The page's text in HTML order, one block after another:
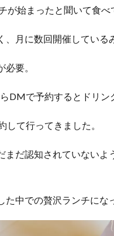
始まったと聞いて食べ
月に数回開催している
要。
DMで予約するとドリン
て行ってきました。
まだ認知されていないよ
中での贅沢ランチにな